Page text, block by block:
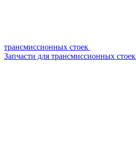
трансмиссионных стоек
Запчасти для трансмиссионных стоек